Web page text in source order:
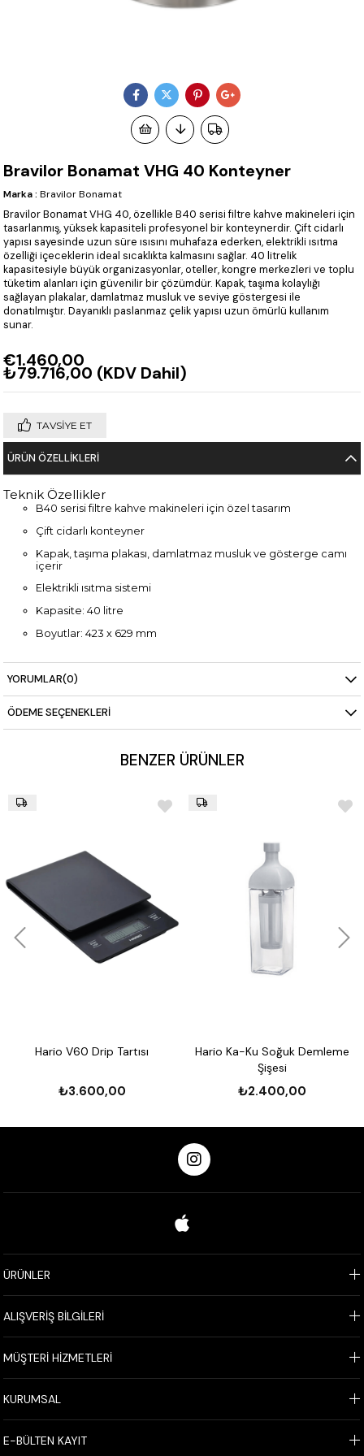
Bravilor Bonamat VHG 40 Konteyner
Marka : Bravilor Bonamat
Bravilor Bonamat VHG 40, özellikle B40 serisi filtre kahve makineleri için
tasarlanmış, yüksek kapasiteli profesyonel bir konteynerdir. Çift cidarlı
yapısı sayesinde uzun süre ısısını muhafaza ederken, elektrikli ısıtma
özelliği içeceklerin ideal sıcaklıkta kalmasını sağlar. 40 litrelik
kapasitesiyle büyük organizasyonlar, oteller, kongre merkezleri ve toplu
tüketim alanları için güvenilir bir çözümdür. Kapak, taşıma kolaylığı
sağlayan plakalar, damlatmaz musluk ve seviye göstergesi ile
donatılmıştır. Dayanıklı paslanmaz çelik yapısı uzun ömürlü kullanım
sunar.
€1.460,00
₺79.716,00 (KDV Dahil)
TAVSIYE ET
ÜRÜN ÖZELLIKLERI
Teknik Özellikler
B40 serisi filtre kahve makineleri için özel tasarım
Çift cidarlı konteyner
Kapak, taşıma plakası, damlatmaz musluk ve gösterge camı
içerir
Elektrikli ısıtma sistemi
Kapasite: 40 litre
Boyutlar: 423 x 629 mm
YORUMLAR(0)
ÖDEME SEÇENEKLERI
BENZER ÜRÜNLER
Hario V60 Drip Tartısı
₺3.600,00
Hario Ka-Ku Soğuk Demleme
Şişesi
₺2.400,00
ÜRÜNLER
ALIŞVERİŞ BİLGİLERİ
MÜŞTERİ HİZMETLERİ
KURUMSAL
E-BÜLTEN KAYIT